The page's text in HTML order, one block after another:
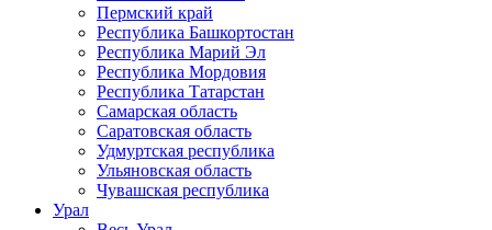
Пермский край
Республика Башкортостан
Республика Марий Эл
Республика Мордовия
Республика Татарстан
Самарская область
Саратовская область
Удмуртская республика
Ульяновская область
Чувашская республика
Урал